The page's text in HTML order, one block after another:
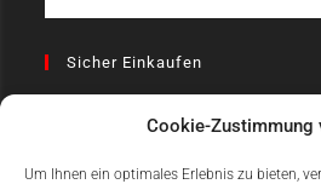
Cookie-Zustimmung
Um Ihnen ein optimales Erlebnis zu bieten,
Sicher Einkaufen